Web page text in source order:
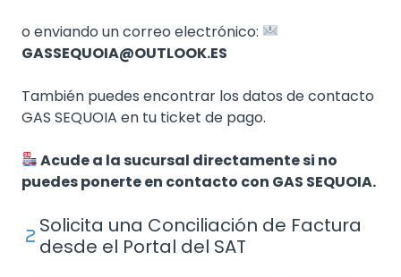
o enviando un correo electrónico:
GASSEQUOIA@OUTLOOK.ES
También puedes encontrar los datos de contacto
GAS SEQUOIA en tu ticket de pago.
Acude a la sucursal directamente si no
puedes ponerte en contacto con GAS SEQUOIA.
Solicita una Conciliación de Factura
desde el Portal del SAT